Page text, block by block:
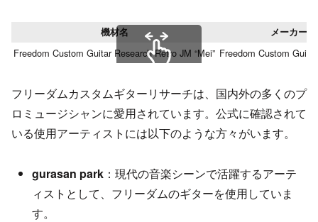
機材名 メーカー
Freedom Custom Guitar Research Retro JM “Mei” Freedom Custom
フリーダムカスタムギターリサーチは、国内外の多くのプ
ロミュージシャンに愛用されています。公式に確認されて
いる使用アーティストには以下のような方々がいます。
gurasan park ：現代の音楽シーンで活躍するアーテ
ィストとして、フリーダムのギターを使用していま
す。